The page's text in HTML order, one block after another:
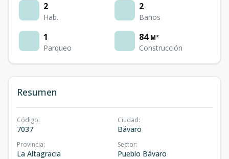
2
Hab.
2
Baños
1
Parqueo
84 M²
Construcción
Resumen
Código:
7037
Ciudad:
Bávaro
Provincia:
La Altagracia
Sector:
Pueblo Bávaro